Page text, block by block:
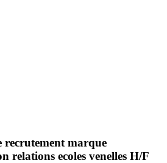
recrutement marque
relations ecoles venelles H/F